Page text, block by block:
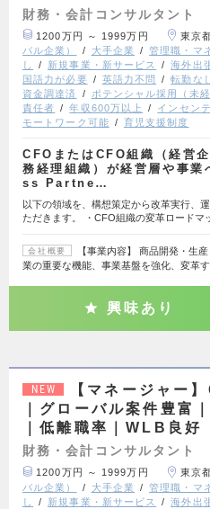
財務・会計コンサルタント
1200万円 ～ 1999万円 東京
バル企業）
大手企業 管理職・マ
し
新規事業・新サービス 海外出
国語力が必要
英語力不問 転勤な
資金調達済
ポテンシャル採用（未経
責任者
年収600万以上 インセン
モートワーク可能
育児支援制度
CFOまたはCFO組織（経営
務経理組織）が経営層や事
ss Partne…
以下の領域を、構想策定から改革実行、
ただきます。 ・CFO組織の変革ロードマ
会社概要
【事業内容】 商品開発・生
業の重要な機能、事業基盤を強化、変革
興味あり
NEW
【マネージャー
｜グローバル案件豊富
｜低離職率｜WLB良好
財務・会計コンサルタント
1200万円 ～ 1999万円 東京
バル企業）
大手企業 管理職・マ
し
新規事業・新サービス 海外出